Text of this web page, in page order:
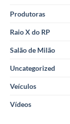
Produtoras
Raio X do RP
Salão de Milão
Uncategorized
Veículos
Vídeos